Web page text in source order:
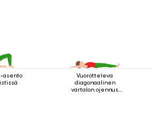
asento
Vuorotteleva
diagonaalinen
vartalon ojennus